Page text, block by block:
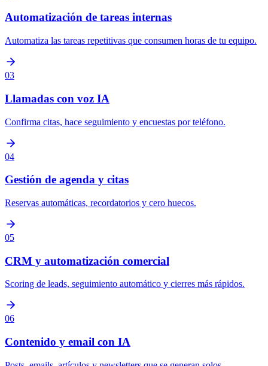
Automatización de tareas internas
Automatiza las tareas repetitivas que consumen horas de tu equipo.
03
Llamadas con voz IA
Confirma citas, hace seguimiento y encuestas por teléfono.
04
Gestión de agenda y citas
Reservas automáticas, recordatorios y cero huecos.
05
CRM y automatización comercial
Scoring de leads, seguimiento automático y cierres más rápidos.
06
Contenido y email con IA